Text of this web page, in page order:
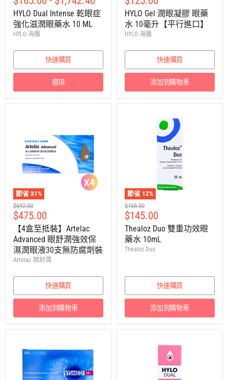
零
售
價
HYLO Dual Intense 乾眼症
強化滋潤眼藥水 10 ML
HYLO 海露
快速購買
選項
零
售
價
價
HYLO Gel 潤眼凝膠 眼藥
水 10毫升【平行進口】
HYLO 海露
快速購買
添加到購物車
節省 31%
建
議
零
售
價
$692.00
售
價
$475.00
【4盒至抵裝】Artelac
Advanced 眼舒潤強效保
濕潤眼液30支無防腐劑裝
Artelac 眼舒潤
快速購買
添加到購物車
節省 12%
建
議
零
售
價
$165.00
售
價
$145.00
Thealoz Duo 雙重功效眼
藥水 10mL
Thealoz Duo
快速購買
添加到購物車